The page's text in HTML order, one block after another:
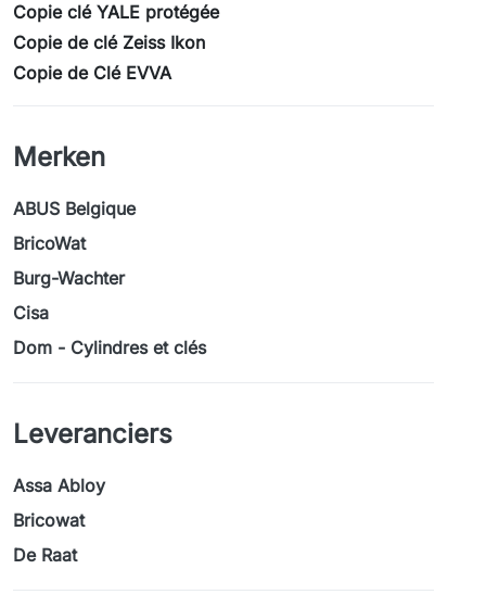
Copie clé YALE protégée
Copie de clé Zeiss Ikon
Copie de Clé EVVA
Merken
ABUS Belgique
BricoWat
Burg-Wachter
Cisa
Dom - Cylindres et clés
Leveranciers
Assa Abloy
Bricowat
De Raat